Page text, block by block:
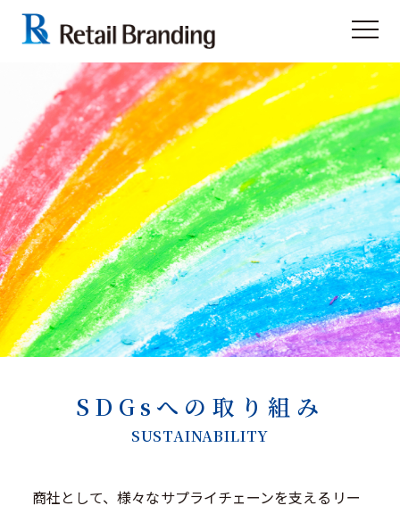
SDGsへの取り組み
SUSTAINABILITY
商社として、様々なサプライチェーンを支えるリー